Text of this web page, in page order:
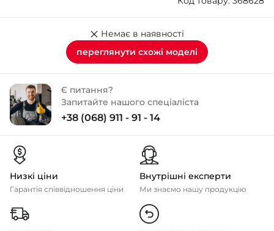
- Щепкіна
- Тополь
+38 (068)-923-74-19
- Калинова
Немає в наявності
переглянути схожі моделі
Є питання?
Запитайте нашого спеціаліста
+38 (068) 911 - 91 - 14
Низкі ціни
Гарантія співвідношення ціни
Внутрішні експерти
Ми знаємо нашу продукцію